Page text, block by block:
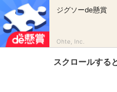
ジグソーde懸賞
Ohte, Inc.
スクロールする